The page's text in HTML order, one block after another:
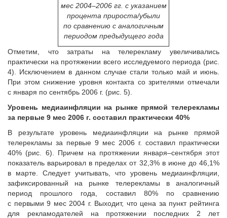
мес 2004–2006 гг. с указанием
процента прироста/убыли
по сравнению с аналогичным
периодом предыдущего года
Отметим, что затраты на телерекламу увеличивались
практически на протяжении всего исследуемого периода (рис.
4). Исключением в данном случае стали только май и июнь.
При этом снижение уровня контакта со зрителями отмечали
с января по сентябрь 2006 г. (рис. 5).
Уровень медиаинфляции на рынке прямой телерекламы
за первые 9 мес 2006 г. составил практически 40%
В результате уровень медиаинфляции на рынке прямой
телерекламы за первые 9 мес 2006 г. составил практически
40% (рис. 6). Причем на протяжении января–сентября этот
показатель варьировал в пределах от 32,3% в июне до 46,1%
в марте. Следует учитывать, что уровень медиаинфляции,
зафиксированный на рынке телерекламы в аналогичный
период прошлого года, составил 80% по сравнению
с первыми 9 мес 2004 г. Выходит, что цена за пункт рейтинга
для рекламодателей на протяжении последних 2 лет